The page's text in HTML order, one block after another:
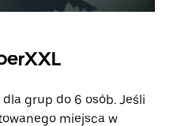
grup do 6 osób. Jeśli
miejsca w